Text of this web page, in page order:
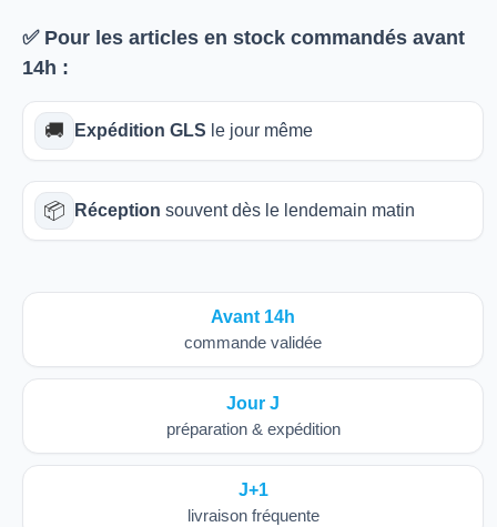
✅ Pour les articles en stock commandés avant
14h :
🚚 Expédition GLS le jour même
📦 Réception souvent dès le lendemain matin
Avant 14h
commande validée
Jour J
préparation & expédition
J+1
livraison fréquente